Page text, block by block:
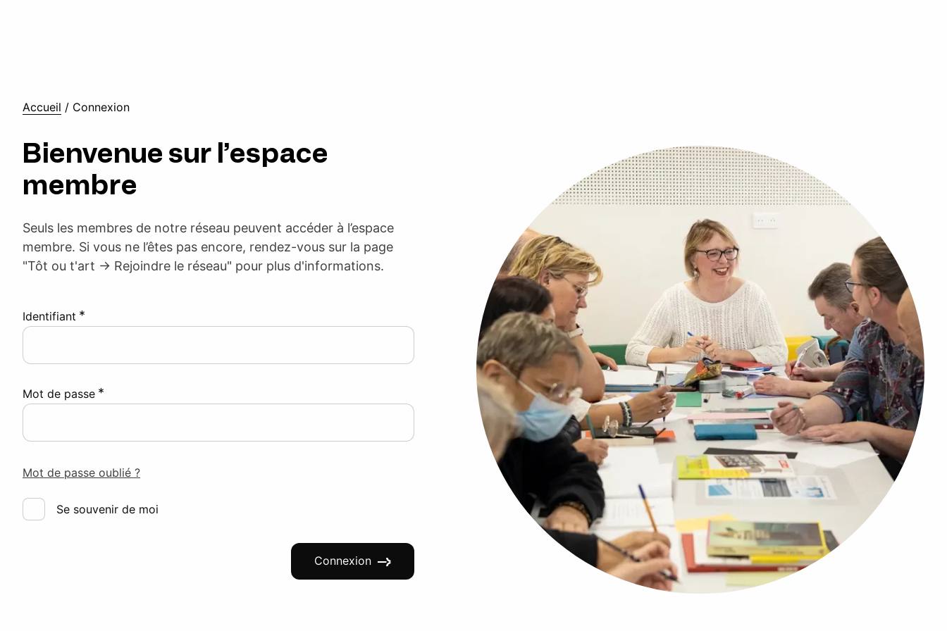
Accueil / Connexion
Bienvenue sur l’espace
membre
Seuls les membres de notre réseau peuvent accéder à l’espace
membre. Si vous ne l’êtes pas encore, rendez-vous sur la page
"Tôt ou t'art -> Rejoindre le réseau" pour plus d'informations.
Identifiant *
Mot de passe *
Mot de passe oublié ?
Se souvenir de moi
Connexion